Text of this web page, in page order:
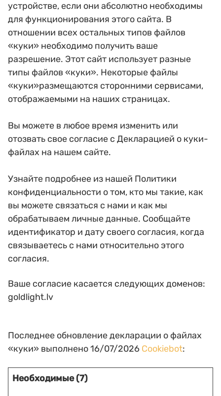
устройстве, если они абсолютно необходимы
для функционирования этого сайта. В
отношении всех остальных типов файлов
«куки» необходимо получить ваше
разрешение. Этот сайт использует разные
типы файлов «куки». Некоторые файлы
«куки»размещаются сторонними сервисами,
отображаемыми на наших страницах.
Вы можете в любое время изменить или
отозвать свое согласие с Декларацией о куки-
файлах на нашем сайте.
Узнайте подробнее из нашей Политики
конфиденциальности о том, кто мы такие, как
вы можете связаться с нами и как мы
обрабатываем личные данные. Сообщайте
идентификатор и дату своего согласия, когда
связываетесь с нами относительно этого
согласия.
Ваше согласие касается следующих доменов:
goldlight.lv
Последнее обновление декларации о файлах
«куки» выполнено 16/07/2026 Cookiebot:
Необходимые (7)